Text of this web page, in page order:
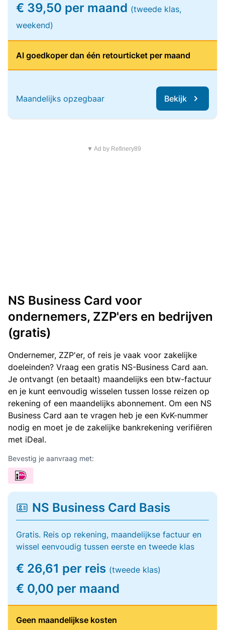
€ 39,50 per maand (tweede klas,
weekend)
Al goedkoper dan één retourticket per maand
Maandelijks opzegbaar Bekijk
▼ Ad by Refinery89
NS Business Card voor
ondernemers, ZZP'ers en bedrijven
(gratis)
Ondernemer, ZZP'er, of reis je vaak voor zakelijke
doeleinden? Vraag een gratis NS-Business Card aan.
Je ontvangt (en betaalt) maandelijks een btw-factuur
en je kunt eenvoudig wisselen tussen losse reizen op
rekening of een maandelijks abonnement. Om een NS
Business Card aan te vragen heb je een KvK-nummer
nodig en moet je de zakelijke bankrekening verifiëren
met iDeal.
Bevestig je aanvraag met:
NS Business Card Basis
Gratis. Reis op rekening, maandelijkse factuur en
wissel eenvoudig tussen eerste en tweede klas
€ 26,61 per reis (tweede klas)
€ 0,00 per maand
Geen maandelijkse kosten